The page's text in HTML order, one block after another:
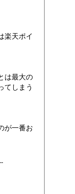
楽天ポイ
は最大の
てしまう
が一番お